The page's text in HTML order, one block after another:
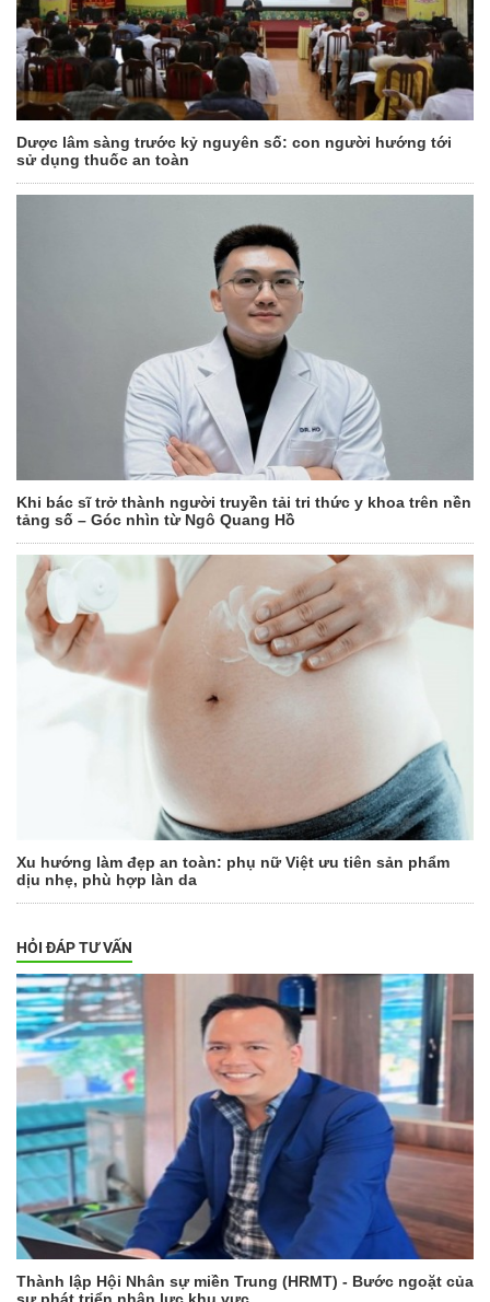
Dược lâm sàng trước kỷ nguyên số: con người hướng tới
sử dụng thuốc an toàn
Khi bác sĩ trở thành người truyền tải tri thức y khoa trên nền
tảng số – Góc nhìn từ Ngô Quang Hồ
Xu hướng làm đẹp an toàn: phụ nữ Việt ưu tiên sản phẩm
dịu nhẹ, phù hợp làn da
HỎI ĐÁP TƯ VẤN
Thành lập Hội Nhân sự miền Trung (HRMT) - Bước ngoặt của